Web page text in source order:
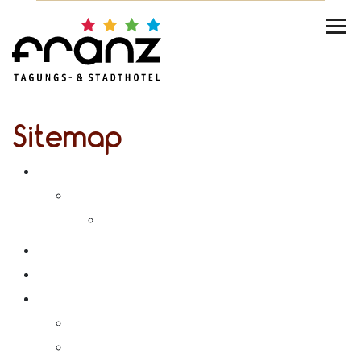
Sitemap